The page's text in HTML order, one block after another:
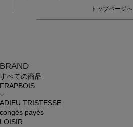
BRAND
すべての商品
FRAPBOIS
ADIEU TRISTESSE
congés payés
LOISIR
トップページへ